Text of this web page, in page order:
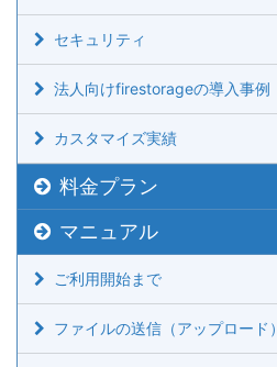
セキュリティ
法人向けfirestorageの導入事例
カスタマイズ実績
料金プラン
マニュアル
ご利用開始まで
ファイルの送信（アップロード）